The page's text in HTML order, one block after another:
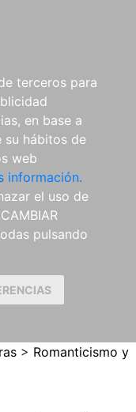
terceros para
en base a
hábitos de
web
información.
el uso de
pulsando
> Romanticismo y